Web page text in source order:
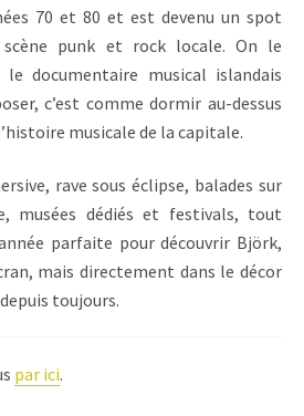
70 et 80 et est devenu un spot
punk et rock locale. On le
documentaire musical islandais
c’est comme dormir au-dessus
musicale de la capitale.
rave sous éclipse, balades sur
musées dédiés et festivals, tout
parfaite pour découvrir Björk,
mais directement dans le décor
toujours.
par ici.